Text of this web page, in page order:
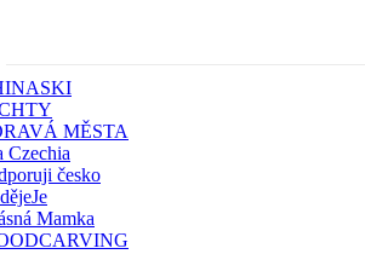
MĚSTA
Czechia
česko
Mamka